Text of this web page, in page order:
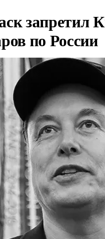
запретил
по России